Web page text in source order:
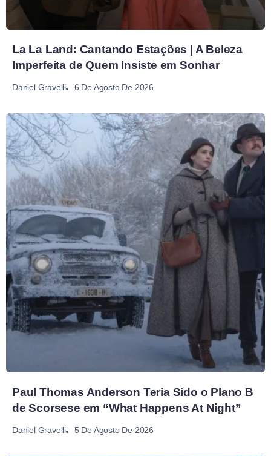
La La Land: Cantando Estações | A Beleza
Imperfeita de Quem Insiste em Sonhar
Daniel Gravelli 6 De Agosto De 2026
Paul Thomas Anderson Teria Sido o Plano B
de Scorsese em “What Happens At Night”
Daniel Gravelli 5 De Agosto De 2026